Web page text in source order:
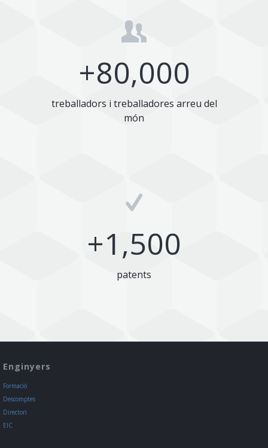
+80,000
treballadors i treballadores arreu del
món
+1,500
patents
Enginyers
Formació
Descomptes
Directori
EIC